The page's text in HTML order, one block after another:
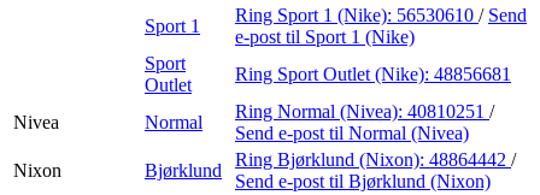
Sport 1
Ring Sport 1 (Nike): 56530610 / Send
e-post til Sport 1 (Nike)
Sport
Outlet
Ring Sport Outlet (Nike): 48856681
Nivea Normal
Ring Normal (Nivea): 40810251 /
Send e-post til Normal (Nivea)
Nixon
Bjørklund
Ring Bjørklund (Nixon): 48864442 /
Send e-post til Bjørklund (Nixon)